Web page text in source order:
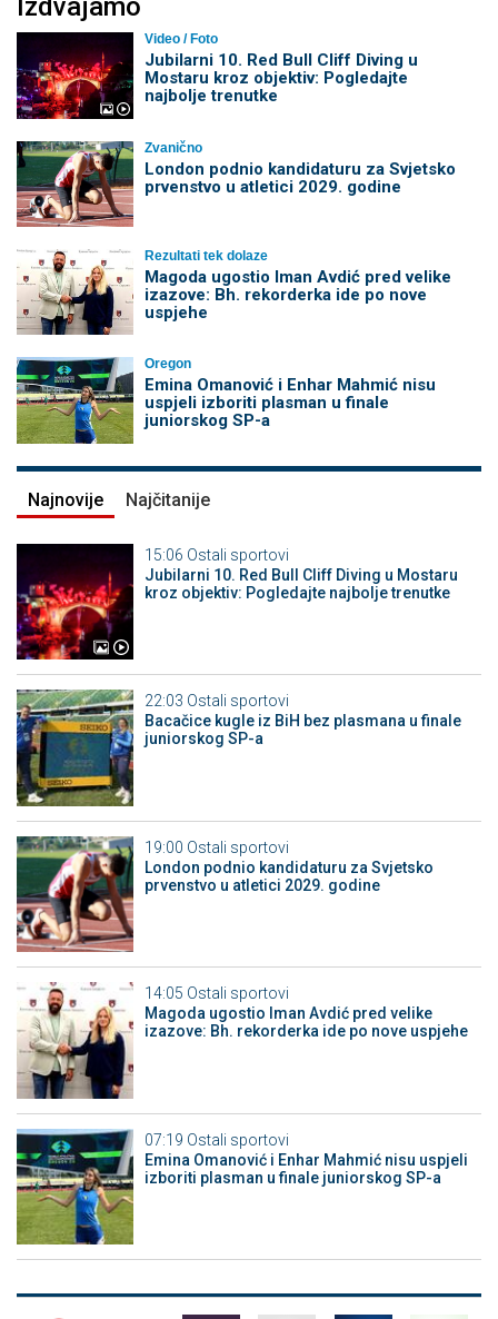
Izdvajamo
Video / Foto
Jubilarni 10. Red Bull Cliff Diving u
Mostaru kroz objektiv: Pogledajte
najbolje trenutke
Zvanično
London podnio kandidaturu za Svjetsko
prvenstvo u atletici 2029. godine
Rezultati tek dolaze
Magoda ugostio Iman Avdić pred velike
izazove: Bh. rekorderka ide po nove
uspjehe
Oregon
Emina Omanović i Enhar Mahmić nisu
uspjeli izboriti plasman u finale
juniorskog SP-a
Najnovije Najčitanije
15:06 Ostali sportovi
Jubilarni 10. Red Bull Cliff Diving u Mostaru
kroz objektiv: Pogledajte najbolje trenutke
22:03 Ostali sportovi
Bacačice kugle iz BiH bez plasmana u finale
juniorskog SP-a
19:00 Ostali sportovi
London podnio kandidaturu za Svjetsko
prvenstvo u atletici 2029. godine
14:05 Ostali sportovi
Magoda ugostio Iman Avdić pred velike
izazove: Bh. rekorderka ide po nove uspjehe
07:19 Ostali sportovi
Emina Omanović i Enhar Mahmić nisu uspjeli
izboriti plasman u finale juniorskog SP-a